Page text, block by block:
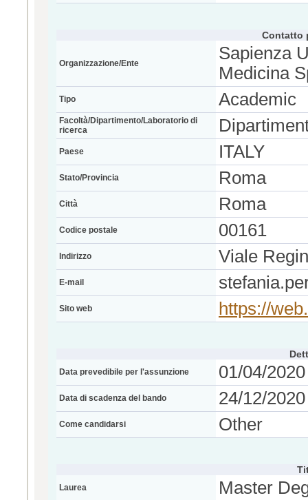
Contatto
Organizzazione/Ente
Sapienza
Medicina
Tipo Academic
Facoltà/Dipartimento/Laboratorio di
ricerca
Paese ITALY
Stato/Provincia Roma
Città Roma
Codice postale 00161
Indirizzo Viale
E-mail
Sito web https://
Data prevedibile per l'assunzione 01/04/2020
Data di scadenza del bando 24/12/
Come candidarsi Other
Laurea Master